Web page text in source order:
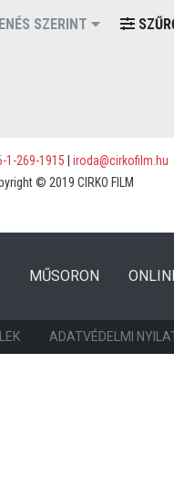
SZERINT
1-269-1915
iroda@cirkofilm.hu
© 2019 CIRKO FILM
(CURRENT)
MŰSORON
ADATVÉDELMI